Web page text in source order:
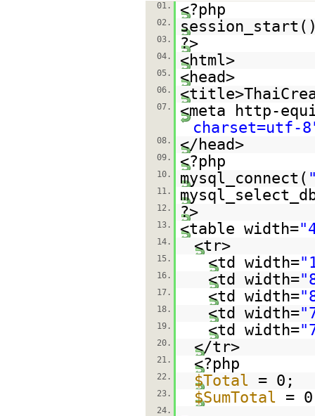
01. <?php
02.
03. ?>
04. <html>
05. <head>
06.
07.
<meta http-
charset=utf-
08. </head>
09. <?php
10. mysql_connect(
11.
12. ?>
13. <table width=
14. <tr>
15. <td width=
16. <td width=
17. <td width=
18. <td width=
19. <td width=
20. </tr>
21. <?php
22. $Total = 0;
23. $SumTotal =
24.